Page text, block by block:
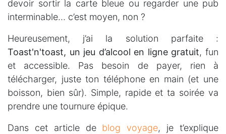
devoir sortir la carte bleue ou regarder une pub
interminable… c’est moyen, non ?
Heureusement, j’ai la solution parfaite :
Toast'n'toast, un jeu d’alcool en ligne gratuit, fun
et accessible. Pas besoin de payer, rien à
télécharger, juste ton téléphone en main (et une
boisson, bien sûr). Simple, rapide et ta soirée va
prendre une tournure épique.
Dans cet article de blog voyage, je t’explique